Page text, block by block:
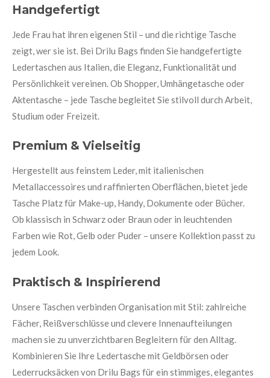
Handgefertigt
Jede Frau hat ihren eigenen Stil – und die richtige Tasche
zeigt, wer sie ist. Bei Drilu Bags finden Sie handgefertigte
Ledertaschen aus Italien, die Eleganz, Funktionalität und
Persönlichkeit vereinen. Ob Shopper, Umhängetasche oder
Aktentasche – jede Tasche begleitet Sie stilvoll durch Arbeit,
Studium oder Freizeit.
Premium & Vielseitig
Hergestellt aus feinstem Leder, mit italienischen
Metallaccessoires und raffinierten Oberflächen, bietet jede
Tasche Platz für Make-up, Handy, Dokumente oder Bücher.
Ob klassisch in Schwarz oder Braun oder in leuchtenden
Farben wie Rot, Gelb oder Puder – unsere Kollektion passt zu
jedem Look.
Praktisch & Inspirierend
Unsere Taschen verbinden Organisation mit Stil: zahlreiche
Fächer, Reißverschlüsse und clevere Innenaufteilungen
machen sie zu unverzichtbaren Begleitern für den Alltag.
Kombinieren Sie Ihre Ledertasche mit Geldbörsen oder
Lederrucksäcken von Drilu Bags für ein stimmiges, elegantes